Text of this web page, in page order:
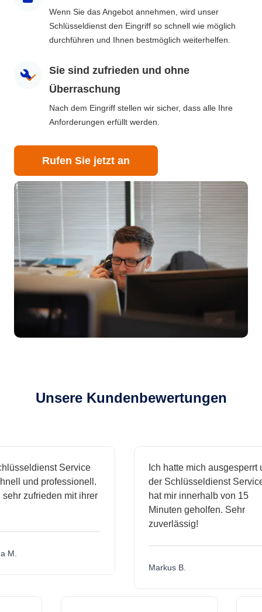
Wenn Sie das Angebot annehmen, wird unser
Schlüsseldienst den Eingriff so schnell wie möglich
durchführen und Ihnen bestmöglich weiterhelfen.
Sie sind zufrieden und ohne
Überraschung
Nach dem Eingriff stellen wir sicher, dass alle Ihre
Anforderungen erfüllt werden.
Rufen Sie jetzt an
Unsere Kundenbewertungen
Service
und professionell.
zufrieden mit ihrer
Ich hatte mich ausgesperrt und
der Schlüsseldienst Service
hat mir innerhalb von 15
Minuten geholfen. Sehr
zuverlässig!
Markus B.